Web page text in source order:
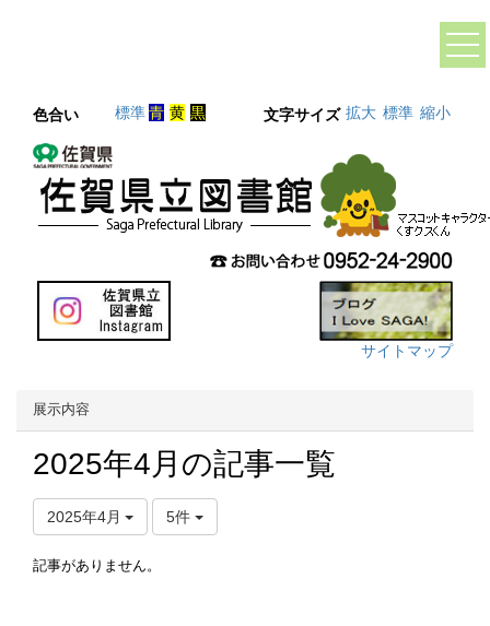
色合い 標準青 黄 黒 文字サイズ 拡大 標準 縮小
サイトマップ
展示内容
2025年4月の記事一覧
2025年4月 5件
記事がありません。